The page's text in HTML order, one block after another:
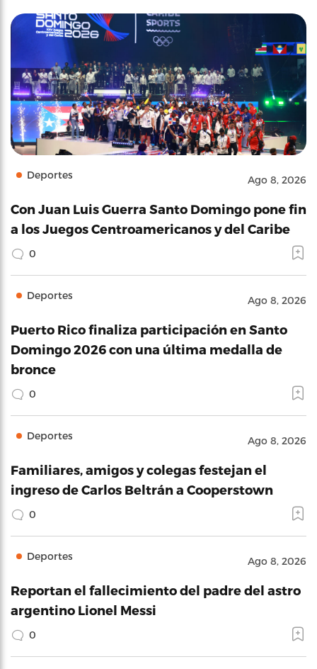
Deportes Ago 8, 2026
Con Juan Luis Guerra Santo Domingo pone fin
a los Juegos Centroamericanos y del Caribe
0
Deportes Ago 8, 2026
Puerto Rico finaliza participación en Santo
Domingo 2026 con una última medalla de
bronce
0
Deportes Ago 8, 2026
Familiares, amigos y colegas festejan el
ingreso de Carlos Beltrán a Cooperstown
0
Deportes Ago 8, 2026
Reportan el fallecimiento del padre del astro
argentino Lionel Messi
0